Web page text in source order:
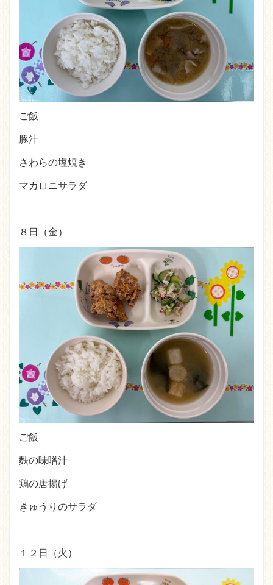
ご飯
豚汁
さわらの塩焼き
マカロニサラダ
８日（金）
ご飯
麩の味噌汁
鶏の唐揚げ
きゅうりのサラダ
１２日（火）